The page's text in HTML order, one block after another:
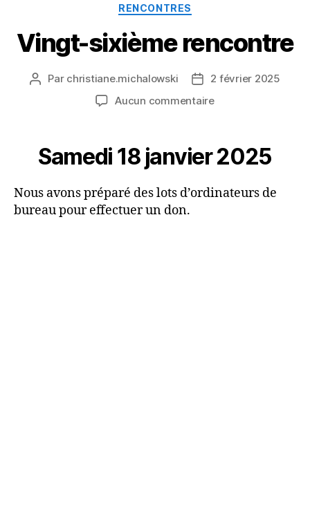
Catégories
RENCONTRES
Vingt-sixième rencontre
Auteur
Par christiane.michalowski
Date
de
2 février 2025
Aucun commentairesur
rencontre
Samedi 18 janvier 2025
Nous avons préparé des lots d’ordinateurs de
bureau pour effectuer un don.